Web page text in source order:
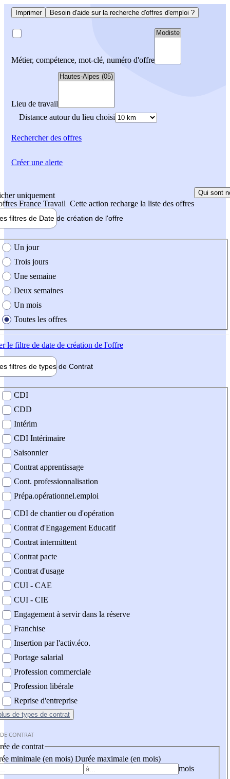
Imprimer Besoin d'aide sur la recherche d'offres d'emploi ?
Métier, compétence, mot-clé, numéro d'offre
Lieu de travail
Distance autour du lieu choisi
Rechercherdes offres
uniquement
France Travail Cette action recharge la liste des offres
Qui sont
filtres de Date de création de l'offre
création de l'offre
Un jour
Trois jours
Une semaine
Deux semaines
Un mois
Toutes les offres
le filtre de date de création de l'offre
filtres de types de Contrat
contrat
CDI
CDD
Intérim
CDI Intérimaire
Saisonnier
Contrat apprentissage
Cont. professionnalisation
Prépa.opérationnel.emploi
CDI de chantier ou d'opération
Contrat d'Engagement Educatif
Contrat intermittent
Contrat pacte
Contrat d'usage
CUI - CAE
CUI - CIE
Engagement à servir dans la réserve
Franchise
Insertion par l'activ.éco.
Portage salarial
Profession commerciale
Profession libérale
Reprise d'entreprise
de types de contrat
CONTRAT
de contrat
minimale (en mois) Durée maximale (en mois)
mois
Créer une alerte